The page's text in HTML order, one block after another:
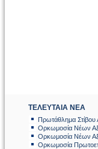
ΤΕΛΕΥΤΑΙΑ ΝΕΑ
Πρωτάθλημα Στίβου
Ορκωμοσία Νέων
Ορκωμοσία Νέων
Ορκωμοσία